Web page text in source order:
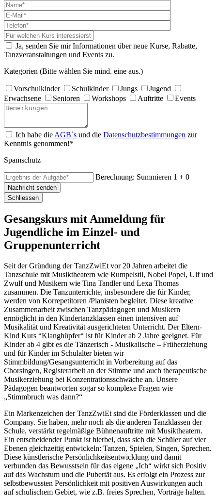
Ja, senden Sie mir Informationen über neue Kurse, Rabatte,
Tanzveranstaltungen und Events zu.
Kategorien (Bitte wählen Sie mind. eine aus.)
Vorschulkinder Schulkinder Jungs
Jugend
Erwachsene
Senioren Workshops Auftritte Events
Ich habe die AGB`s und die Datenschutzbestimmungen zur
Kenntnis genommen!*
Spamschutz
Berechnung: Summieren 1 + 0
Nachricht senden
Schliessen
Gesangskurs mit Anmeldung für
Jugendliche im Einzel- und
Gruppenunterricht
Seit der Gründung der TanzZwiEt vor 20 Jahren arbeitet die
Tanzschule mit Musiktheatern wie Rumpelstil, Nobel Popel, Ulf und
Zwulf und Musikern wie Tina Tandler und Lexa Thomas
zusammen. Die Tanzunterrichte, insbesondere die für Kinder,
werden von Korrepetitoren /Pianisten begleitet. Diese kreative
Zusammenarbeit zwischen Tanzpädagogen und Musikern
ermöglicht in den Kindertanzklassen einen intensiven auf
Musikalität und Kreativität ausgerichteten Unterricht. Der Eltern-
Kind Kurs “Klanghüpfer“ ist für Kinder ab 2 Jahre geeignet. Für
Kinder ab 4 gibt es die Tänzerisch - Musikalische – Früherziehung
und für Kinder im Schulalter bieten wir
Stimmbildung/Gesangsunterricht in Vorbereitung auf das
Chorsingen, Registerarbeit an der Stimme und auch therapeutische
Musikerziehung bei Konzentrationsschwäche an. Unsere
Pädagogen beantworten sogar so komplexe Fragen wie
„Stimmbruch was dann?“
Ein Markenzeichen der TanzZwiEt sind die Förderklassen und die
Company. Sie haben, mehr noch als die anderen Tanzklassen der
Schule, verstärkt regelmäßige Bühnenauftritte mit Musiktheatern.
Ein entscheidender Punkt ist hierbei, dass sich die Schüler auf vier
Ebenen gleichzeitig entwickeln: Tanzen, Spielen, Singen, Sprechen.
Diese künstlerische Persönlichkeitsentwicklung und damit
verbunden das Bewusstsein für das eigene „Ich“ wirkt sich Positiv
auf das Wachstum und die Pubertät aus. Es erfolgt ein Prozess zur
selbstbewussten Persönlichkeit mit positiven Auswirkungen auch
auf schulischem Gebiet, wie z.B. freies Sprechen, Vorträge halten.